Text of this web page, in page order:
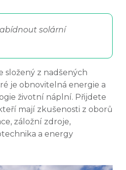
solární
složený z nadšených
je obnovitelná energie a
životní náplní. Přijdete
mají zkušenosti z oborů
záložní zdroje,
a energy